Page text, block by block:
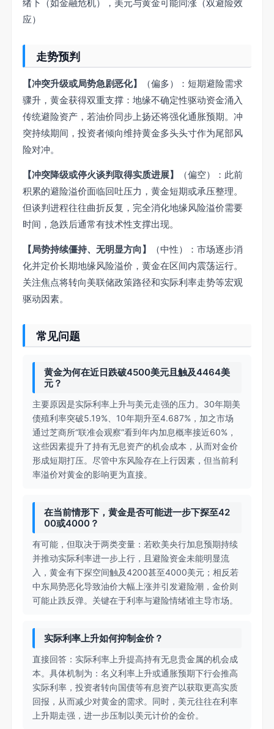
绪下（如金融危机），美元与黄金可能同涨（双避险效
应）
走势预判
【冲突升级或局势急剧恶化】
（偏多）：短期避险需求
骤升，黄金获得双重支撑：地缘不确定性驱动资金涌入
传统避险资产，若油价同步上扬还将强化通胀预期。冲
突持续期间，投资者倾向维持黄金多头头寸作为尾部风
险对冲。
【冲突降级或停火谈判取得实质进展】
（偏空）：此前
积累的避险溢价面临回吐压力，黄金短期或承压整理。
但谈判进程往往曲折反复，完全消化地缘风险溢价需要
时间，急跌后通常有技术性支撑出现。
【局势持续僵持、无明显方向】
（中性）：市场逐步消
化并定价长期地缘风险溢价，黄金在区间内震荡运行。
关注焦点将转向美联储政策路径和实际利率走势等宏观
驱动因素。
常见问题
黄金为何在近日跌破4500美元且触及4464美
元？
主要原因是实际利率上升与美元走强的压力。30年期美
债殖利率突破5.19%、10年期升至4.687%，加之市场
通过芝商所“联准会观察”看到年内加息概率接近60%，
这些因素提升了持有无息资产的机会成本，从而对金价
形成短期打压。尽管中东风险存在上行因素，但当前利
率溢价对黄金的影响更为直接。
在当前情形下，黄金是否可能进一步下探至42
00或4000？
有可能，但取决于两类变量：若欧美央行加息预期持续
并推动实际利率进一步上行，且避险资金未能明显流
入，黄金有下探空间触及4200甚至4000美元；相反若
中东局势恶化导致油价大幅上涨并引发避险潮，金价则
可能止跌反弹。关键在于利率与避险情绪谁主导市场。
实际利率上升如何抑制金价？
直接回答：实际利率上升提高持有无息贵金属的机会成
本。具体机制为：名义利率上升或通胀预期下行会推高
实际利率，投资者转向国债等有息资产以获取更高实质
回报，从而减少对黄金的需求。同时，美元往往在利率
上升期走强，进一步压制以美元计价的金价。